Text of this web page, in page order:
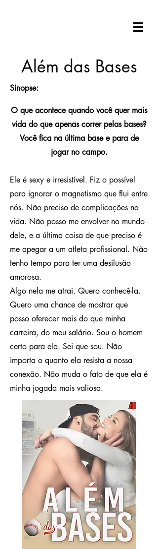
Além das Bases
Sinopse:
O que acontece quando você quer mais
vida do que apenas correr pelas bases?
Você fica na última base e para de
jogar no campo.
Ele é sexy e irresistível. Fiz o possível
para ignorar o magnetismo que flui entre
nós. Não preciso de complicações na
vida. Não posso me envolver no mundo
dele, e a última coisa de que preciso é
me apegar a um atleta profissional. Não
tenho tempo para ter uma desilusão
amorosa.
Algo nela me atrai. Quero conhecê-la.
Quero uma chance de mostrar que
posso oferecer mais do que minha
carreira, do meu salário. Sou o homem
certo para ela. Sei que sou. Não
importa o quanto ela resista a nossa
conexão. Não muda o fato de que ela é
minha jogada mais valiosa.